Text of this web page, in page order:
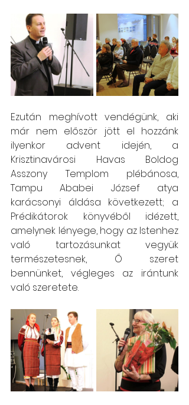
Ezután meghívott vendégünk, aki
már nem először jött el hozzánk
ilyenkor advent idején, a
Krisztinavárosi Havas Boldog
Asszony Templom plébánosa,
Tampu Ababei József atya
karácsonyi áldása következett; a
Prédikátorok könyvéből idézett,
amelynek lényege, hogy az Istenhez
való tartozásunkat vegyük
természetesnek, Ő szeret
bennünket, végleges az irántunk
való szeretete.